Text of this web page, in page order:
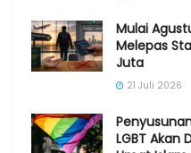
Mulai
Melepas
Juta
21 Juli 2026
LGBT Akan